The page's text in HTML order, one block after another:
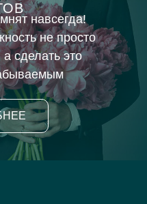
навсегда!
не просто
сделать это